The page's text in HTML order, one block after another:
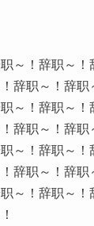
～！辞职～
辞职～！辞
～！辞职～
辞职～！辞
～！辞职～
辞职～！辞
～！辞职～